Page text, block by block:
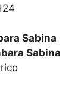
Sabina
Sabina